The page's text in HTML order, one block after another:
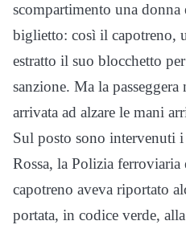
scompartimento una donna
biglietto: così il capotreno,
estratto il suo blocchetto
sanzione. Ma la
arrivata ad alzare le mani
Sul posto sono intervenuti
Rossa, la Polizia
capotreno aveva riportato
portata, in codice verde,